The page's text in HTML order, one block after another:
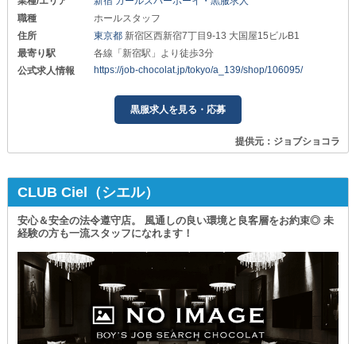
職種
ホールスタッフ
住所
東京都 新宿区西新宿7丁目9-13 大国屋15ビルB1
最寄り駅
各線「新宿駅」より徒歩3分
公式求人情報
https://job-chocolat.jp/tokyo/a_139/shop/106095/
黒服求人を見る・応募
提供元：ジョブショコラ
CLUB Ciel（シエル）
安心＆安全の法令遵守店。 風通しの良い環境と良客層をお約束◎ 未
経験の方も一流スタッフになれます！